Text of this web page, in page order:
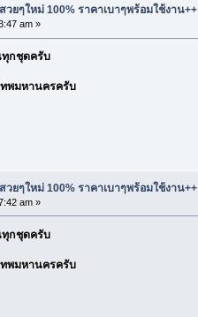
ยๆใหม่ 100% ราคาเบาๆพร้อมใช้งาน++
am »
ทุกชุดครับ
ทพมหานครครับ
ยๆใหม่ 100% ราคาเบาๆพร้อมใช้งาน++
am »
ทุกชุดครับ
ทพมหานครครับ